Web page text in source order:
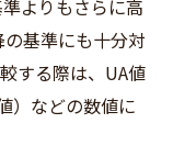
よりもさらに高
基準にも十分対
する際は、UA値
）などの数値に